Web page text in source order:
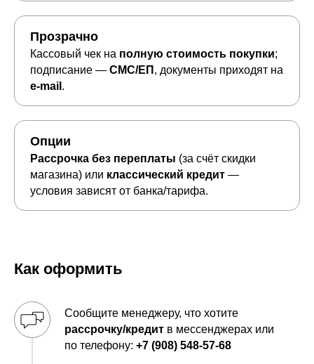
Прозрачно
Кассовый чек на полную стоимость покупки;
подписание — СМС/ЕП , документы приходят на
e-mail .
Опции
Рассрочка без переплаты (за счёт скидки
магазина) или классический кредит —
условия зависят от банка/тарифа.
Как оформить
Сообщите менеджеру, что хотите
рассрочку/кредит в мессенджерах или
по телефону: +7 (908) 548-57-68